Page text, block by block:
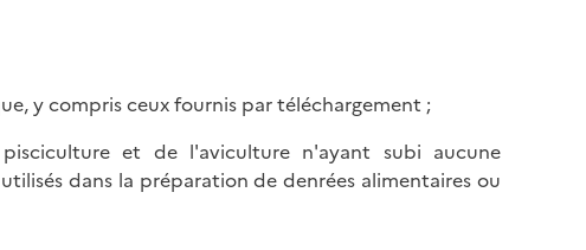
y compris ceux fournis par téléchargement ;
et de l'aviculture n'ayant subi aucune
dans la préparation de denrées alimentaires ou